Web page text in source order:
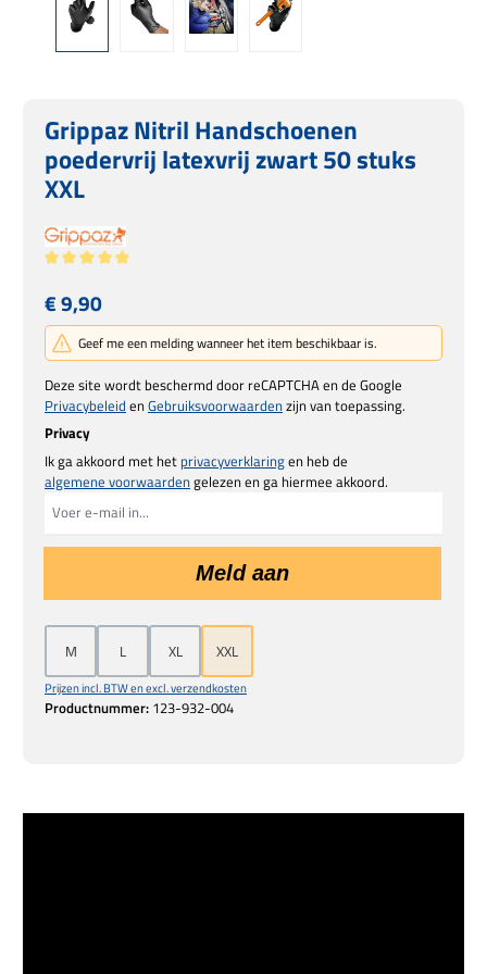
Grippaz Nitril Handschoenen
poedervrij latexvrij zwart 50 stuks
XXL
Normale prijs:
€ 9,90
Prijzen incl. BTW en excl. verzendkosten
Productnummer: 123-932-004
Geef me een melding wanneer het item beschikbaar is.
Deze site wordt beschermd door reCAPTCHA en de Google
Privacybeleid enGebruiksvoorwaardenzijn van toepassing.
Privacy
Ik ga akkoord met het privacyverklaringen heb de
algemene voorwaardengelezen en ga hiermee akkoord.
Meld aan
M L XL XXL